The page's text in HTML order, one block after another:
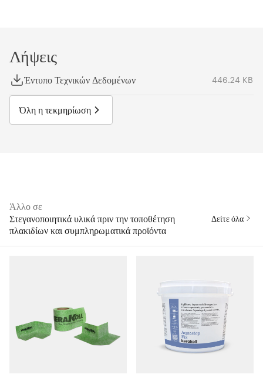
Λήψεις
Έντυπο Τεχνικών Δεδομένων 446.24 KB
Όλη η τεκμηρίωση
Άλλο σε
Στεγανοποιητικά υλικά πριν την τοποθέτηση
πλακιδίων και συμπληρωματικά προϊόντα
Δείτε όλα